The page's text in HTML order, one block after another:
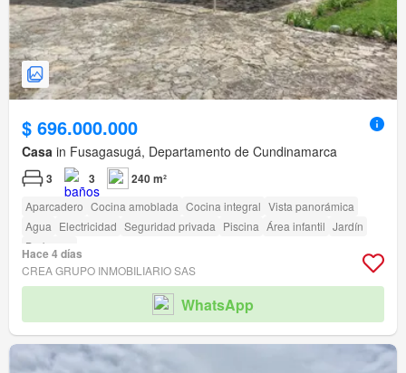
$ 696.000.000
Casa in Fusagasugá, Departamento de Cundinamarca
3 3 240 m²
Aparcadero Cocina amoblada Cocina integral Vista panorámica
Agua Electricidad Seguridad privada Piscina Área infantil Jardín
Barbecue
Hace 4 días
CREA GRUPO INMOBILIARIO SAS
WhatsApp